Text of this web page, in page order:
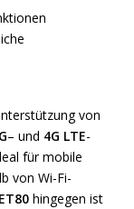
von
– und 4G LTE-
für mobile
von Wi-Fi-
ET80hingegen ist